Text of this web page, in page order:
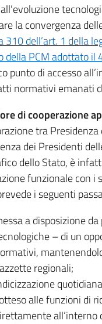
la convergenza
310 dell’art. 1 della
della PCM adottato
punto di accesso
normativi emanati
di cooperazione
tra
dei Presidenti
dello Stato, è
funzionale con i
i seguenti
a disposizione
– di un
regionali;
alle funzioni di